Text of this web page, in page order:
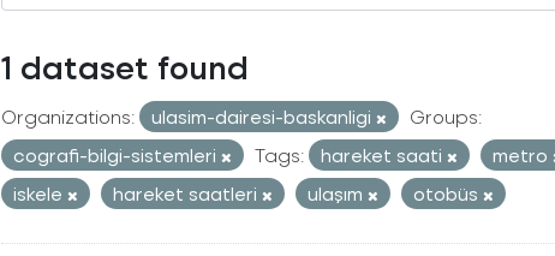
1 dataset found
Organizations: ulasim-dairesi-baskanligi
Groups:
cografi-bilgi-sistemleri
Tags: hareket saati metro
iskele
hareket saatleri ulaşım otobüs